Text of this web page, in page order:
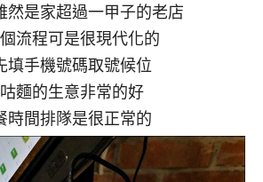
然是家超過一甲子的老店
流程可是很現代化的
填手機號碼取號候位
麵的生意非常的好
時間排隊是很正常的